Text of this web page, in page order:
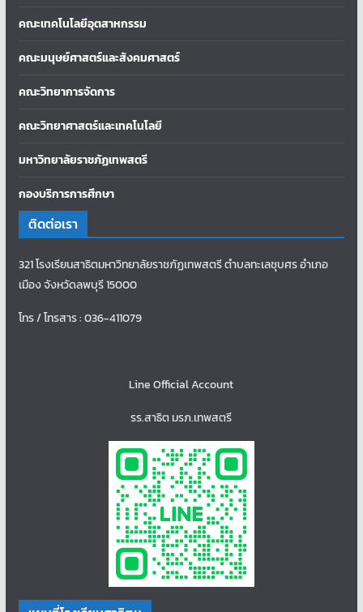
คณะเทคโนโลยีอุตสาหกรรม
คณะมนุษย์ศาสตร์และสังคมศาสตร์
คณะวิทยาการจัดการ
คณะวิทยาศาสตร์และเทคโนโลยี
มหาวิทยาลัยราชภัฏเทพสตรี
กองบริการการศึกษา
ติดต่อเรา
321 โรงเรียนสาธิตมหาวิทยาลัยราชภัฏเทพสตรี ตำบลทะเลชุบศร อำเภอ
เมือง จังหวัดลพบุรี 15000
โทร / โทรสาร : 036-411079
Line Official Account
รร.สาธิต มรภ.เทพสตรี